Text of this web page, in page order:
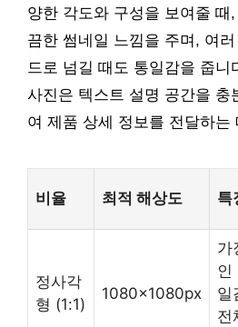
양한 각도와 구성을 보여줄 때
끔한 썸네일 느낌을 주며, 여러
드로 넘길 때도 통일감을 줍니
사진은 텍스트 설명 공간을 충
여 제품 상세 정보를 전달하는
비율 최적 해상도 특
정사각
형 (1:1)
1080x1080px
가
인
일
전